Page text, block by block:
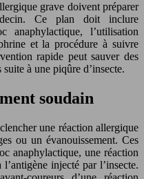
grave doivent préparer
Ce plan doit inclure
anaphylactique, l’utilisation
et la procédure à suivre
rapide peut sauver des
à une piqûre d’insecte.
soudain
une réaction allergique
ou un évanouissement. Ces
anaphylactique, une réaction
injecté par l’insecte.